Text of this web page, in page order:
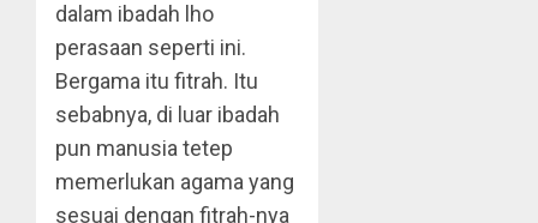
dalam ibadah lho
perasaan seperti ini.
Bergama itu fitrah. Itu
sebabnya, di luar ibadah
pun manusia tetep
memerlukan agama yang
sesuai dengan fitrah-nya